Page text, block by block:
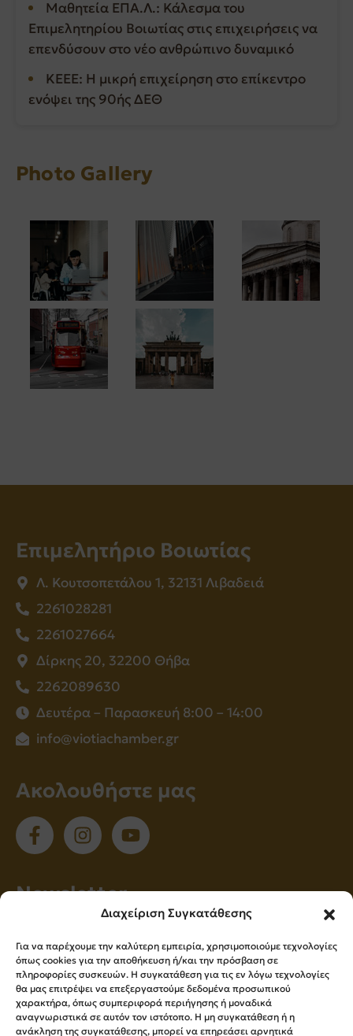
Διαχείριση Συγκατάθεσης
Για να παρέχουμε την καλύτερη εμπειρία, χρησιμοποιούμε τεχνολογίες
όπως cookies για την αποθήκευση ή/και την πρόσβαση σε
πληροφορίες συσκευών. Η συγκατάθεση για τις εν λόγω τεχνολογίες
θα μας επιτρέψει να επεξεργαστούμε δεδομένα προσωπικού
χαρακτήρα, όπως συμπεριφορά περιήγησης ή μοναδικά
αναγνωριστικά σε αυτόν τον ιστότοπο. Η μη συγκατάθεση ή η
ανάκληση της συγκατάθεσης, μπορεί να επηρεάσει αρνητικά
Μαθητεία ΕΠΑ.Λ.: Κάλεσμα του
Επιμελητηρίου Βοιωτίας στις επιχειρήσεις να
επενδύσουν στο νέο ανθρώπινο δυναμικό
ΚΕΕΕ: Η μικρή επιχείρηση στο επίκεντρο
ενόψει της 90ής ΔΕΘ
Photo Gallery
Επιμελητήριο Βοιωτίας
Λ. Κουτσοπετάλου 1, 32131 Λιβαδειά
2261028281
2261027664
Δίρκης 20, 32200 Θήβα
2262089630
Δευτέρα – Παρασκευή 8:00 – 14:00
info@viotiachamber.gr
Ακολουθήστε μας
Νewsletter
ενημερώνεστε πρώτοι για όλα τα νέα μας!
Εγγραφή